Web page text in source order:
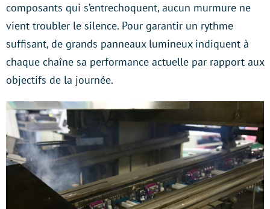
composants qui s’entrechoquent, aucun murmure ne
vient troubler le silence. Pour garantir un rythme
suffisant, de grands panneaux lumineux indiquent à
chaque chaîne sa performance actuelle par rapport aux
objectifs de la journée.